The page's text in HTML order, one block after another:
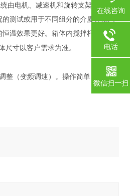
由电机、减速机和旋转支架组成。
测试或用于不同组分的介质在相同
温效果更好。箱体内搅拌杆上设有
尺寸以客户需求为准。
整（变频调速）。操作简单，使用方
在线咨询
电话
微信扫一扫